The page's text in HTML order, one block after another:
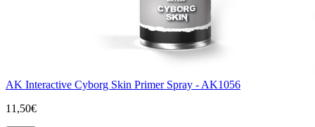
AK Interactive Cyborg Skin Primer Spray - AK1056
11,50€